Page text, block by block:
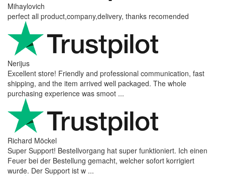
Mihaylovich
perfect all product,company,delivery, thanks recomended
Nerijus
Excellent store! Friendly and professional communication, fast
shipping, and the item arrived well packaged. The whole
purchasing experience was smoot ...
Richard Möckel
Super Support! Bestellvorgang hat super funktioniert. Ich einen
Feuer bei der Bestellung gemacht, welcher sofort korrigiert
wurde. Der Support ist w ...